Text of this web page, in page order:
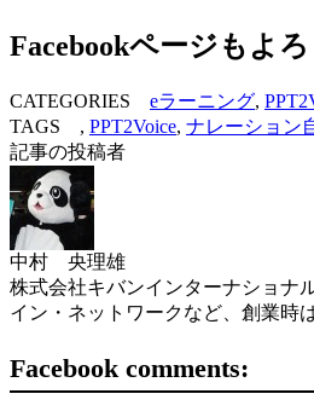
Facebookページもよ
CATEGORIES eラーニング,
TAGS , PPT2Voice, ナレーション
記事の投稿者
中村 央理雄
株式会社キバンインターナショナ
イン・ネットワークなど、創業時
Facebook comments: